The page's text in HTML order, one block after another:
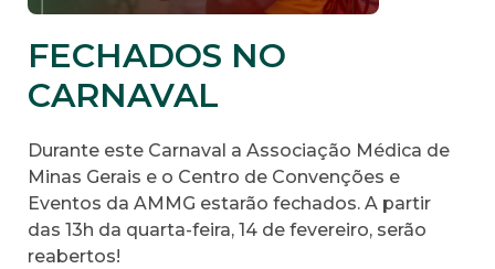
FECHADOS NO
CARNAVAL
Durante este Carnaval a Associação Médica de
Minas Gerais e o Centro de Convenções e
Eventos da AMMG estarão fechados. A partir
das 13h da quarta-feira, 14 de fevereiro, serão
reabertos!